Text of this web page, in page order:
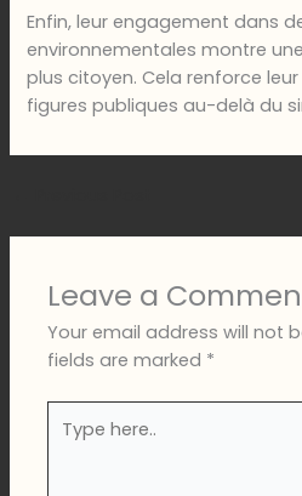
Enfin, leur engagement dans
environnementales montre
plus citoyen. Cela renforce
figures publiques au-delà du
Leave a
Your email address will not
fields are marked *
here..